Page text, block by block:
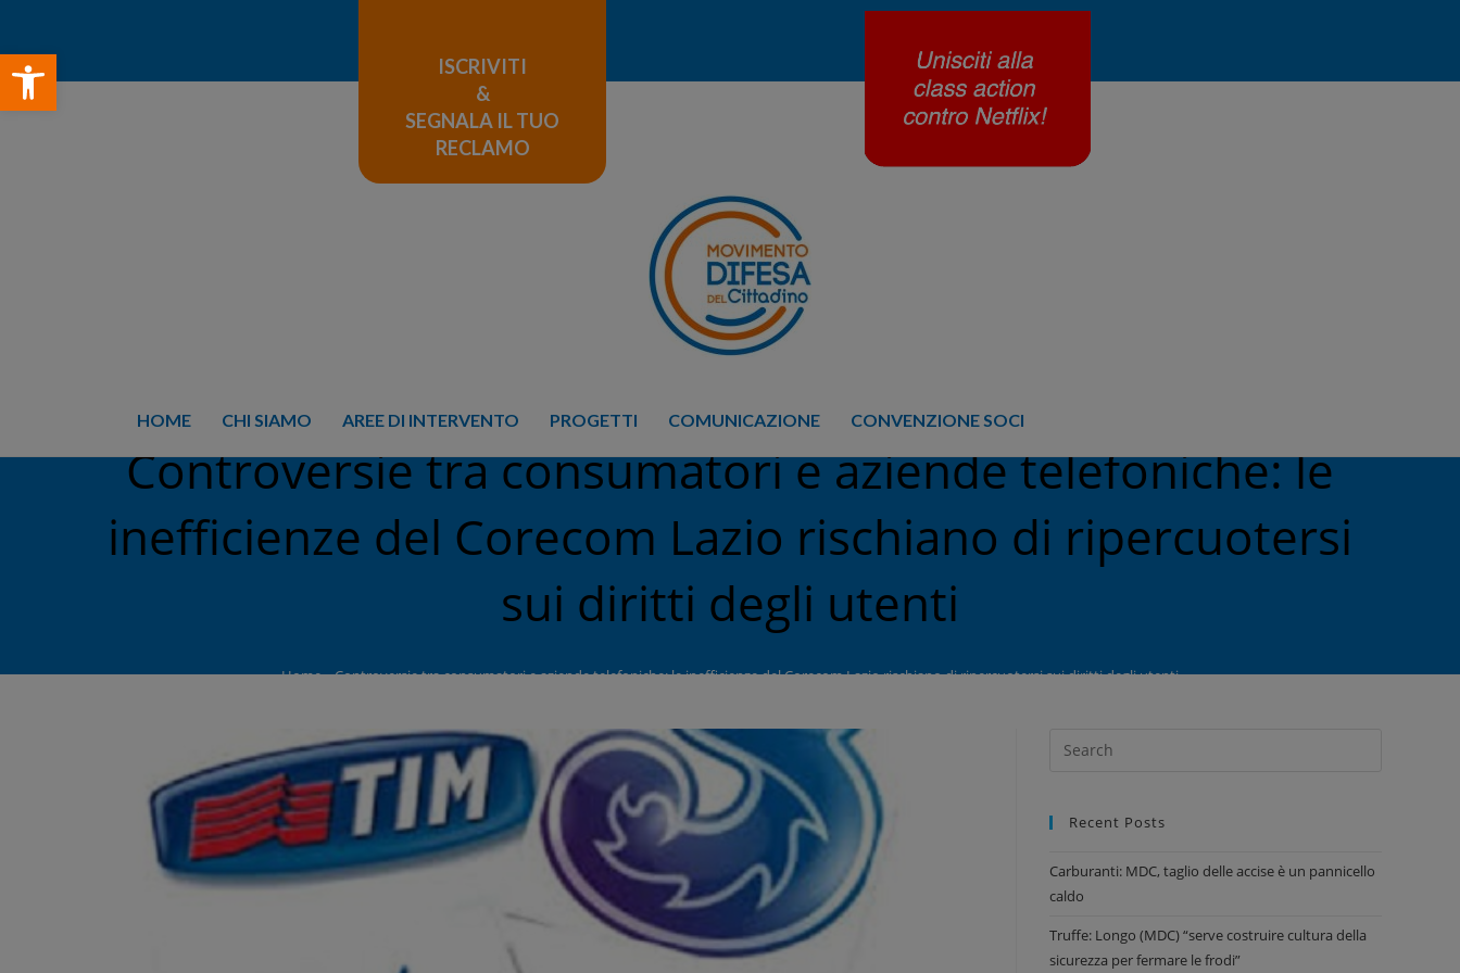
Open toolbar
ISCRIVITI
&
SEGNALA IL TUO
RECLAMO
HOME CHI SIAMO AREE DI INTERVENTO PROGETTI COMUNICAZIONE CONVENZIONE SOCI
Controversie tra consumatori e aziende telefoniche: le
inefficienze del Corecom Lazio rischiano di ripercuotersi
sui diritti degli utenti
Home»Controversie tra consumatori e aziende telefoniche: le inefficienze del Corecom Lazio rischiano di ripercuotersi sui diritti degli utenti
Recent Posts
Carburanti: MDC, taglio delle accise è un pannicello
caldo
Truffe: Longo (MDC) “serve costruire cultura della
sicurezza per fermare le frodi”